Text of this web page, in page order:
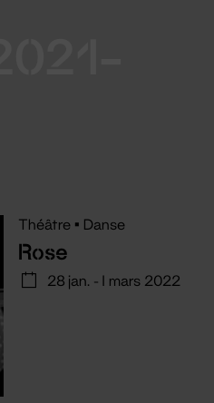
Théâtre • Danse
Rose
28 jan. - 1 mars 2022